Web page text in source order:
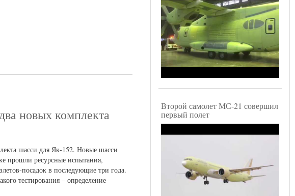
новых комплекта
шасси для Як-152. Новые шасси
прошли ресурсные испытания,
посадок в последующие три года.
тестирования – определение
Второй самолет МС-21 совершил
первый полет